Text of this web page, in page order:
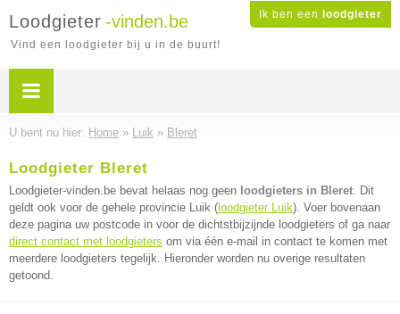
Ik ben een loodgieter
Loodgieter -vinden.be
Vind een loodgieter bij u in de buurt!
U bent nu hier: Home » Luik » Bleret
Loodgieter Bleret
Loodgieter-vinden.be bevat helaas nog geen loodgieters in Bleret. Dit
geldt ook voor de gehele provincie Luik ( loodgieter Luik). Voer bovenaan
deze pagina uw postcode in voor de dichtstbijzijnde loodgieters of ga naar
direct contact met loodgieters om via één e-mail in contact te komen met
meerdere loodgieters tegelijk. Hieronder worden nu overige resultaten
getoond.